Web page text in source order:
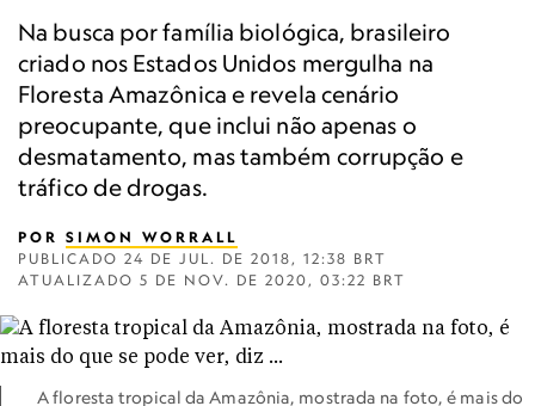
Na busca por família biológica, brasileiro
criado nos Estados Unidos mergulha na
Floresta Amazônica e revela cenário
preocupante, que inclui não apenas o
desmatamento, mas também corrupção e
tráfico de drogas.
POR SIMON WORRALL
PUBLICADO 24 DE JUL. DE 2018, 12:38 BRT
ATUALIZADO 5 DE NOV. DE 2020, 03:22 BRT
A floresta tropical da Amazônia, mostrada na foto, é mais do